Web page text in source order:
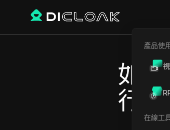
產品使
在線工
如
行廣